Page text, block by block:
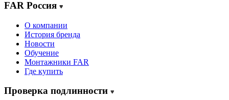
FAR Россия
О компании
История бренда
Новости
Обучение
Монтажники FAR
Где купить
Проверка подлинности